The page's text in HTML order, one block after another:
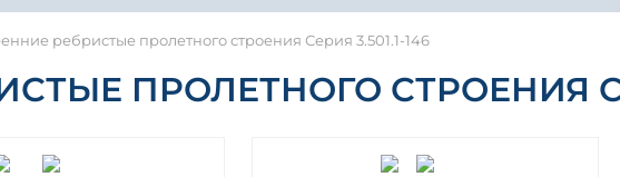
ребристые пролетного строения Серия 3.501.1-146
ПРОЛЕТНОГО СТРОЕНИЯ